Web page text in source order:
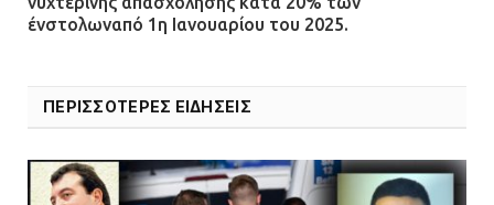
ένστολωναπό 1η Ιανουαρίου του 2025.
ΠΕΡΙΣΣΟΤΕΡΕΣ ΕΙΔΗΣΕΙΣ